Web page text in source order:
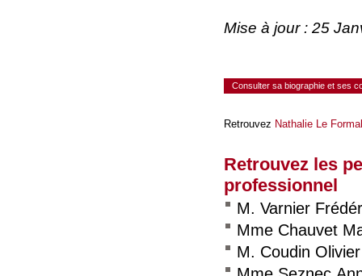
Mise à jour : 25
Consulter sa biographie et ses
Retrouvez Nathalie Le Formal
Retrouvez les
professionnel
M. Varnier
Mme Chauvet
M. Coudin Olivier